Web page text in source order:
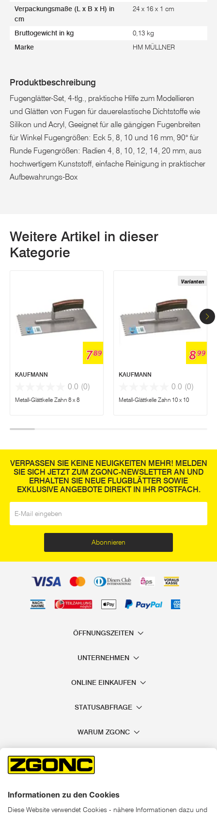
Verpackungsmaße (L x B x H) in
cm
24 x 16 x 1 cm
Bruttogewicht in kg 0,13 kg
Marke HM MÜLLNER
Produktbeschreibung
Fugenglätter-Set, 4-tlg., praktische Hilfe zum Modellieren
und Glätten von Fugen für dauerelastische Dichtstoffe wie
Silikon und Acryl, Geeignet für alle gängigen Fugenbreiten
für Winkel Fugengrößen: Eck 5, 8, 10 und 16 mm, 90° für
Runde Fugengrößen: Radien 4, 8, 10, 12, 14, 20 mm, aus
hochwertigem Kunststoff, einfache Reinigung in praktischer
Aufbewahrungs-Box
Weitere Artikel in dieser
Kategorie
789
KAUFMANN
0.0 (0)
Metall-Glättkelle Zahn 8 x 8
Varianten
899
KAUFMANN
0.0 (0)
Metall-Glättkelle Zahn 10 x 10
VERPASSEN SIE KEINE NEUIGKEITEN MEHR! MELDEN
SIE SICH JETZT ZUM ZGONC-NEWSLETTER AN UND
ERHALTEN SIE NEUE FLUGBLÄTTER SOWIE
EXKLUSIVE ANGEBOTE DIREKT IN IHR POSTFACH.
Abonnieren
ÖFFNUNGSZEITEN
UNTERNEHMEN
ONLINE EINKAUFEN
STATUSABFRAGE
WARUM ZGONC